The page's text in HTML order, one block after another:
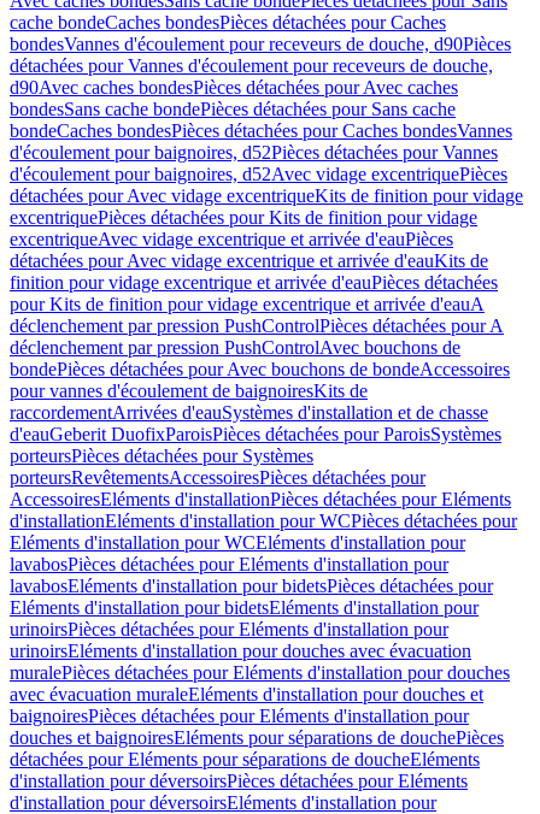
cache bondeCaches bondesPièces détachées pour Caches
bondesVannes d'écoulement pour receveurs de douche, d90Pièces
détachées pour Vannes d'écoulement pour receveurs de douche,
d90Avec caches bondesPièces détachées pour Avec caches
bondesSans cache bondePièces détachées pour Sans cache
bondeCaches bondesPièces détachées pour Caches bondesVannes
d'écoulement pour baignoires, d52Pièces détachées pour Vannes
d'écoulement pour baignoires, d52Avec vidage excentriquePièces
détachées pour Avec vidage excentriqueKits de finition pour vidage
excentriquePièces détachées pour Kits de finition pour vidage
excentriqueAvec vidage excentrique et arrivée d'eauPièces
détachées pour Avec vidage excentrique et arrivée d'eauKits de
finition pour vidage excentrique et arrivée d'eauPièces détachées
pour Kits de finition pour vidage excentrique et arrivée d'eauA
déclenchement par pression PushControlPièces détachées pour A
déclenchement par pression PushControlAvec bouchons de
bondePièces détachées pour Avec bouchons de bondeAccessoires
pour vannes d'écoulement de baignoiresKits de
raccordementArrivées d'eauSystèmes d'installation et de chasse
d'eauGeberit DuofixParoisPièces détachées pour ParoisSystèmes
porteursPièces détachées pour Systèmes
porteursRevêtementsAccessoiresPièces détachées pour
AccessoiresEléments d'installationPièces détachées pour Eléments
d'installationEléments d'installation pour WCPièces détachées pour
Eléments d'installation pour WCEléments d'installation pour
lavabosPièces détachées pour Eléments d'installation pour
lavabosEléments d'installation pour bidetsPièces détachées pour
Eléments d'installation pour bidetsEléments d'installation pour
urinoirsPièces détachées pour Eléments d'installation pour
urinoirsEléments d'installation pour douches avec évacuation
muralePièces détachées pour Eléments d'installation pour douches
avec évacuation muraleEléments d'installation pour douches et
baignoiresPièces détachées pour Eléments d'installation pour
douches et baignoiresEléments pour séparations de douchePièces
détachées pour Eléments pour séparations de doucheEléments
d'installation pour déversoirsPièces détachées pour Eléments
d'installation pour déversoirsEléments d'installation pour